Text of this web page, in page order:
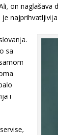
on naglašava
sa
i